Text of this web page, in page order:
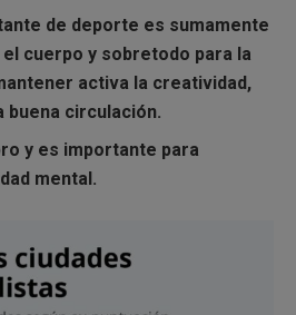
de deporte es sumamente
cuerpo y sobretodo para la
activa la creatividad ,
buena circulación.
y es importante para
mental.